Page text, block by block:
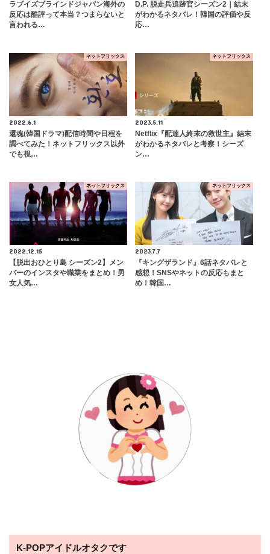
ラブイズブラインドジャパン海外の
反応は酷評って本当？つまらないと
言われる…
D.P. 脱走兵追跡官シーズン2｜結末
がわかるネタバレ！韓国の評価や反
応…
ネットフリックス
2022.6.1
還魂(韓国ドラマ)配信時間や日程を
調べてみた！ネットフリックス以外
でも視…
ネットフリックス
2023.5.11
Netflix『配達人終末の救世主』結末
がわかるネタバレと考察！シーズ
ン…
ネットフリックス
2022.12.15
【脱出おひとり島 シーズン2】メン
バーのインスタや職業をまとめ！男
女人気…
ネットフリックス
2023.7.7
『キングザランド』6話ネタバレと
感想！SNSやネットの反応もまと
め！韓国…
K-POPアイドルオタクです